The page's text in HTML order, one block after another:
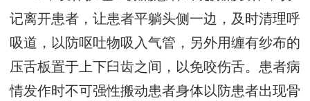
记离开患者，让患者平躺头侧一边，及时清理呼
吸道，以防呕吐物吸入气管，另外用缠有纱布的
压舌板置于上下臼齿之间，以免咬伤舌。患者病
情发作时不可强性搬动患者身体以防患者出现骨